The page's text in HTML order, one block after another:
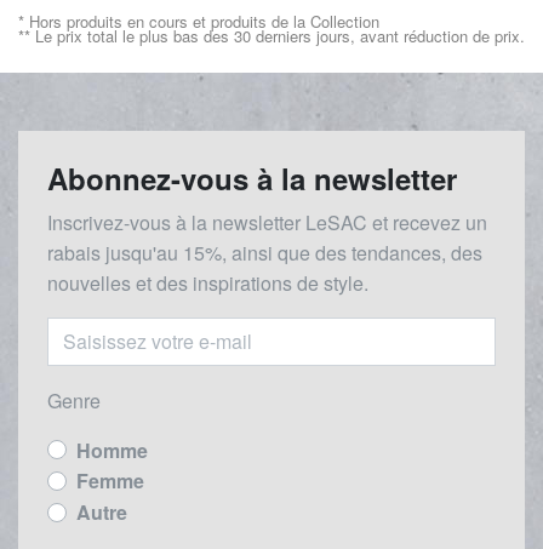
* Hors produits en cours et produits de la Collection
** Le prix total le plus bas des 30 derniers jours, avant réduction de prix.
Abonnez-vous à la newsletter
Inscrivez-vous à la newsletter LeSAC et recevez un
rabais jusqu'au 15%, ainsi que des tendances, des
nouvelles et des inspirations de style.
Genre
Homme
Femme
Autre